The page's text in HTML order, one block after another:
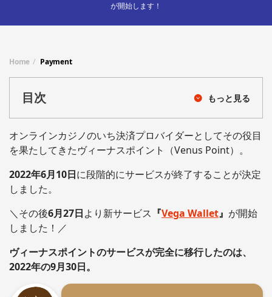
が開始します！
Home Payment
目次 もっと見る
オンラインカジノのいち決済プロバイダーとしてその役目
を果たしてきたヴィーナスポイント（Venus Point）。
2022年6月10日に段階的にサービスが終了することが決定
しました。
＼その後6月27日より新サービス 『Vega Wallet』 が開始
しました！／
ヴィーナスポイントのサービスが完全に移行したのは、
2022年の9月30日。